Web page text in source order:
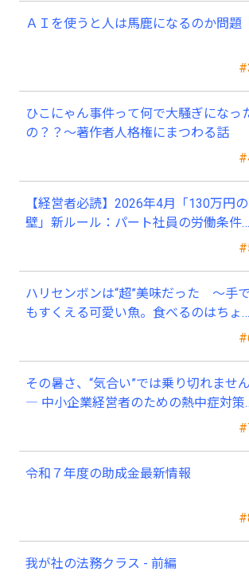
ＡＩを使うと人は馬鹿になるのか問題
ひこにゃん事件って何で大騒ぎになっ
の？？～著作者人格権にまつわる話
【経営者必読】2026年4月「130万円の
壁」新ルール：パート社員の労働条件通
ハリセンボンは“超”美味だった ～手で
もすくえる可愛い魚。食べるのはちょっ
その暑さ、“気合い”では乗り切れません
― 中小企業経営者のための熱中症対策
令和７年度の助成金最新情報
我が社の法務クラス - 前編